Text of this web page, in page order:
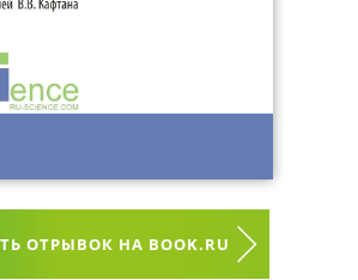
ОТРЫВОК НА BOOK.RU